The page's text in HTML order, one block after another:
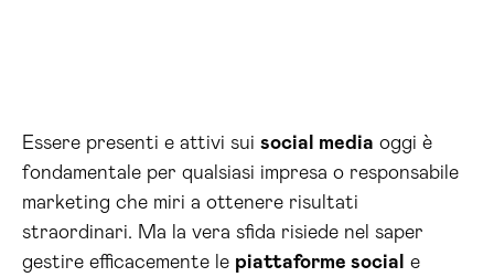
Essere presenti e attivi sui social media oggi è
fondamentale per qualsiasi impresa o responsabile
marketing che miri a ottenere risultati
straordinari. Ma la vera sfida risiede nel saper
gestire efficacemente le piattaforme social
e